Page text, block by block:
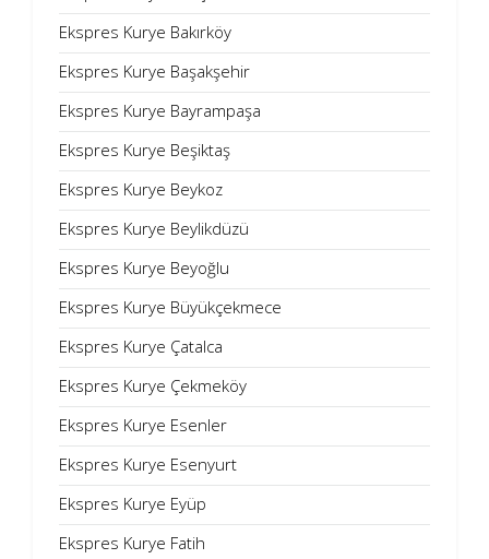
Ekspres Kurye Bakırköy
Ekspres Kurye Başakşehir
Ekspres Kurye Bayrampaşa
Ekspres Kurye Beşiktaş
Ekspres Kurye Beykoz
Ekspres Kurye Beylikdüzü
Ekspres Kurye Beyoğlu
Ekspres Kurye Büyükçekmece
Ekspres Kurye Çatalca
Ekspres Kurye Çekmeköy
Ekspres Kurye Esenler
Ekspres Kurye Esenyurt
Ekspres Kurye Eyüp
Ekspres Kurye Fatih